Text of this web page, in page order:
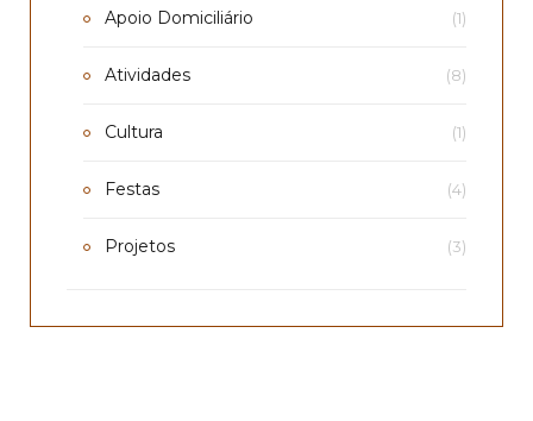
Apoio Domiciliário (1)
Atividades (8)
Cultura (1)
Festas (4)
Projetos (3)